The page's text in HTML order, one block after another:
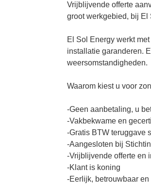
Vrijblijvende offerte
groot werkgebied, bij El
El Sol Energy werkt
installatie garanderen.
weersomstandigheden.
Waarom kiest u voor
-Geen aanbetaling, u
-Vakbekwame en
-Gratis BTW teruggave
-Aangesloten bij
-Vrijblijvende offerte en
-Klant is koning
-Eerlijk, betrouwbaar